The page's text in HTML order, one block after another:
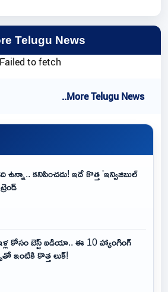
Telugu News
to fetch
..More Telugu News
ఉన్నా.. కనిపించదు! ఇదే కొత్త 'ఇన్విజిబుల్
కోసం బెస్ట్ ఐడియా.. ఈ 10 హ్యాంగింగ్
ఇంటికి కొత్త లుక్!